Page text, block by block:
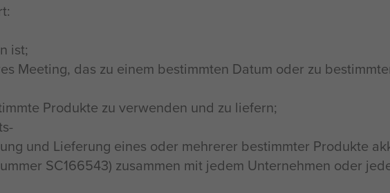
ist;
Meeting, das zu einem bestimmten Datum oder zu
Produkte zu verwenden und zu liefern;
und Lieferung eines oder mehrerer bestimmter Produkte
SC166543) zusammen mit jedem Unternehmen oder